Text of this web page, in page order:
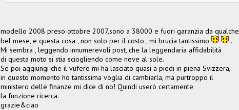
modello 2008 preso ottobre 2007,sono a 38000 e fuori garanzia da qualche
bel mese, e questa cosa , non solo per il costo , mi brucia tantissimo
.
Mi sembra , leggendo innumerevoli post, che la leggendaria affidabilità
di questa moto si stia sciogliendo come neve al sole.
Se poi aggiungi che il vufero mi ha lasciato quasi a piedi in piena Svizzera,
in questo momento ho tantissima voglia di cambiarla, ma purtroppo il
ministero delle finanze mi dice di no! Quindi userò certamente
la funzione ricerca.
grazie&ciao